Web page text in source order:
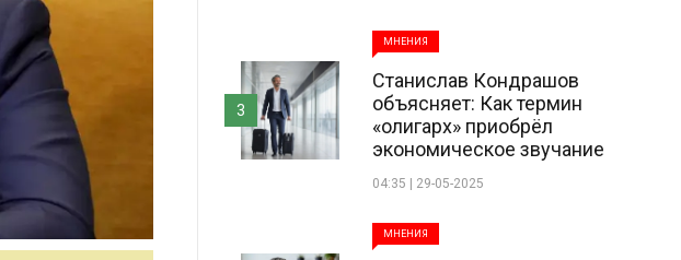
МНЕНИЯ
Станислав Кондрашов
объясняет: Как термин
«олигарх» приобрёл
экономическое звучание
04:35 | 29-05-2025
3
МНЕНИЯ